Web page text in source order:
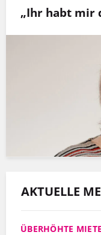
„Ihr habt mir
AKTUELLE
ÜBERHÖHTE